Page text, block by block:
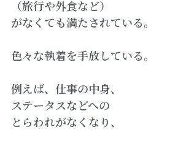
（旅行や外食など）
がなくても満たされている。
色々な執着を手放している。
例えば、仕事の中身、
ステータスなどへの
とらわれがなくなり、